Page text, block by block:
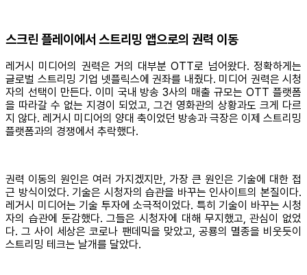
스크린 플레이에서 스트리밍 앱으로의 권력 이동
레거시 미디어의 권력은 거의 대부분 OTT로 넘어왔다. 정확하게는
글로벌 스트리밍 기업 넷플릭스에 권좌를 내줬다. 미디어 권력은 시청
자의 선택이 만든다. 이미 국내 방송 3사의 매출 규모는 OTT 플랫폼
을 따라갈 수 없는 지경이 되었고, 그건 영화관의 상황과도 크게 다르
지 않다. 레거시 미디어의 양대 축이었던 방송과 극장은 이제 스트리밍
플랫폼과의 경쟁에서 추락했다.
권력 이동의 원인은 여러 가지겠지만, 가장 큰 원인은 기술에 대한 접
근 방식이었다. 기술은 시청자의 습관을 바꾸는 인사이트의 본질이다.
레거시 미디어는 기술 투자에 소극적이었다. 특히 기술이 바꾸는 시청
자의 습관에 둔감했다. 그들은 시청자에 대해 무지했고, 관심이 없었
다. 그 사이 세상은 코로나 팬데믹을 맞았고, 공룡의 멸종을 비웃듯이
스트리밍 테크는 날개를 달았다.